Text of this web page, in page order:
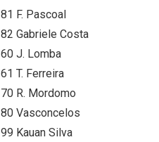
81 F. Pascoal
82 Gabriele Costa
60 J. Lomba
61 T. Ferreira
70 R. Mordomo
80 Vasconcelos
99 Kauan Silva